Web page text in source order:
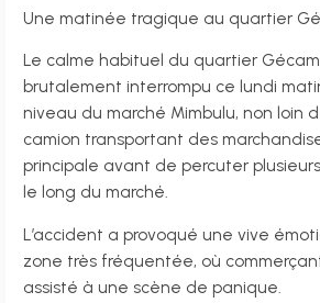
Une matinée tragique au quartier
Le calme habituel du quartier
brutalement interrompu ce lundi
niveau du marché Mimbulu, non loin
camion transportant des
principale avant de percuter
le long du marché.
L’accident a provoqué une vive
zone très fréquentée, où
assisté à une scène de panique.